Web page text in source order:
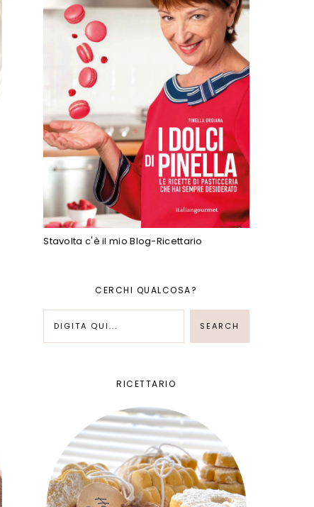
Stavolta c'è il mio Blog-Ricettario
CERCHI QUALCOSA?
RICETTARIO